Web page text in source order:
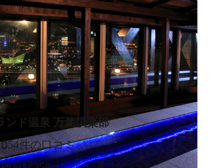
ンド温泉 万葉倶楽部
54件の口コミ